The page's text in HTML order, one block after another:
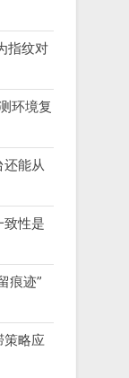
指纹对
环境复
还能从
致性是
痕迹”
策略应